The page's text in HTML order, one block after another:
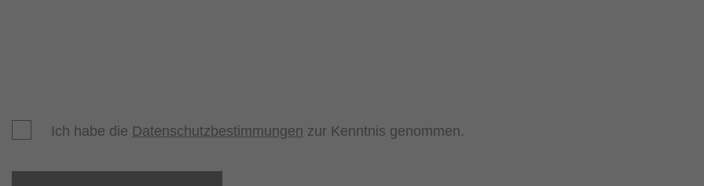
Ich habe die Datenschutzbestimmungen zur Kenntnis genommen.